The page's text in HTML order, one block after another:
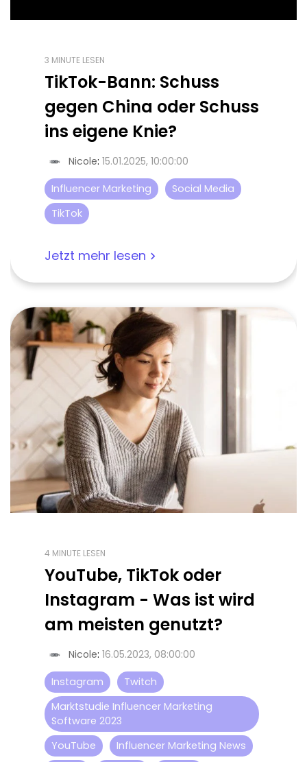
3 MINUTE LESEN
TikTok-Bann: Schuss
gegen China oder Schuss
ins eigene Knie?
Nicole: 15.01.2025, 10:00:00
Influencer Marketing
Social Media
TikTok
Jetzt mehr lesen
4 MINUTE LESEN
YouTube, TikTok oder
Instagram - Was ist wird
am meisten genutzt?
Nicole: 16.05.2023, 08:00:00
Instagram
Twitch
Marktstudie Influencer Marketing
Software 2023
YouTube
Influencer Marketing News